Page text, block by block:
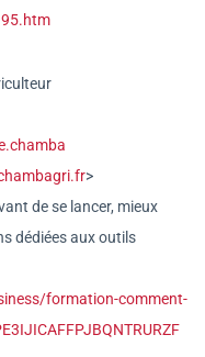
>
de se lancer, mieux
dédiées aux outils
formation-comment-